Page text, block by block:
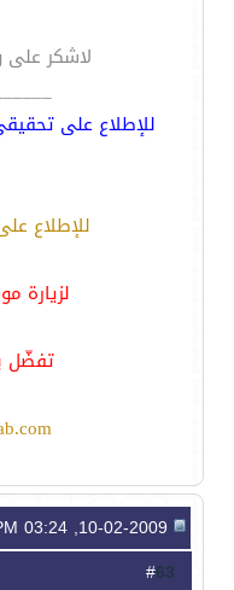
لاشكر على
للإطلاع على
للإطلاع
لزيارة
تفضّل
63